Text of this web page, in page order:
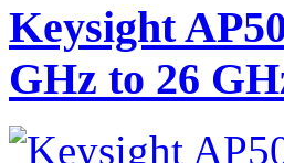
Keysight
GHz to 26